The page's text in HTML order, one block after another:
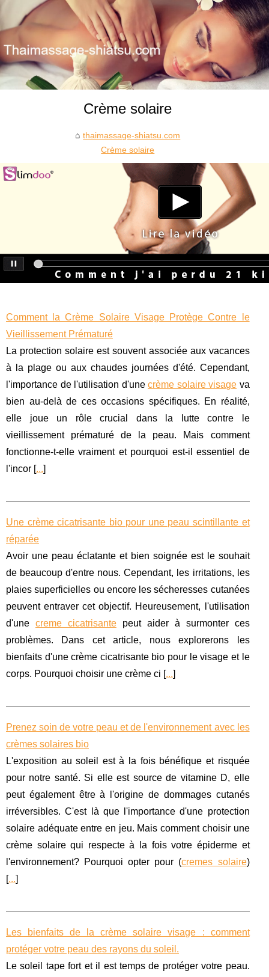
Crème solaire
thaimassage-shiatsu.com
Crème solaire
Comment la Crème Solaire Visage Protège Contre le
Vieillissement Prématuré
La protection solaire est souvent associée aux vacances
à la plage ou aux chaudes journées d'été. Cependant,
l'importance de l'utilisation d'unecrème solaire visage va
bien au-delà de ces occasions spécifiques. En réalité,
elle joue un rôle crucial dans la lutte contre le
vieillissement prématuré de la peau. Mais comment
fonctionne-t-elle vraiment et pourquoi est-il essentiel de
l'incor [...]
Une crème cicatrisante bio pour une peau scintillante et
réparée
Avoir une peau éclatante et bien soignée est le souhait
de beaucoup d'entre nous. Cependant, les irritations, les
plaies superficielles ou encore les sécheresses cutanées
peuvent entraver cet objectif. Heureusement, l'utilisation
d'une creme cicatrisantepeut aider à surmonter ces
problèmes. Dans cet article, nous explorerons les
bienfaits d'une crème cicatrisante bio pour le visage et le
corps. Pourquoi choisir une crème ci [...]
Prenez soin de votre peau et de l'environnement avec les
crèmes solaires bio
L'exposition au soleil est à la fois bénéfique et risquée
pour notre santé. Si elle est source de vitamine D, elle
peut également être à l'origine de dommages cutanés
irréversibles. C'est là que l'importance d'une protection
solaire adéquate entre en jeu. Mais comment choisir une
crème solaire qui respecte à la fois votre épiderme et
l'environnement? Pourquoi opter pour (cremes solaire)
[...]
Les bienfaits de la crème solaire visage : comment
protéger votre peau des rayons du soleil.
Le soleil tape fort et il est temps de protéger votre peau.